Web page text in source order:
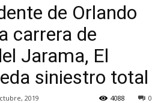
de Orlando
carrera de
Jarama, El
siniestro total
2019 0
4088